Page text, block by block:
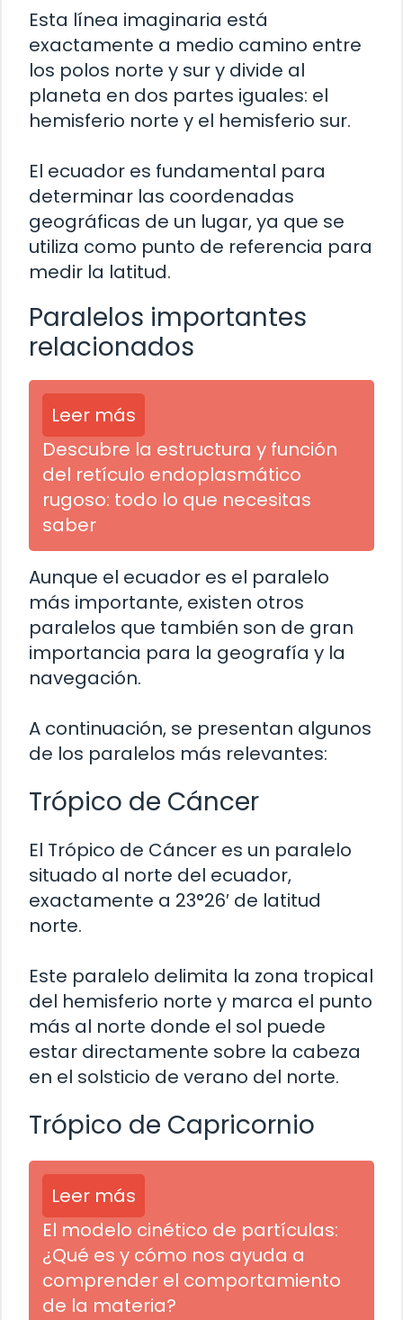
Esta línea imaginaria está
exactamente a medio camino entre
los polos norte y sur y divide al
planeta en dos partes iguales: el
hemisferio norte y el hemisferio sur.
El ecuador es fundamental para
determinar las coordenadas
geográficas de un lugar, ya que se
utiliza como punto de referencia para
medir la latitud.
Paralelos importantes
relacionados
Leer más
Descubre la estructura y función
del retículo endoplasmático
rugoso: todo lo que necesitas
saber
Aunque el ecuador es el paralelo
más importante, existen otros
paralelos que también son de gran
importancia para la geografía y la
navegación.
A continuación, se presentan algunos
de los paralelos más relevantes:
Trópico de Cáncer
El Trópico de Cáncer es un paralelo
situado al norte del ecuador,
exactamente a 23°26′ de latitud
norte.
Este paralelo delimita la zona tropical
del hemisferio norte y marca el punto
más al norte donde el sol puede
estar directamente sobre la cabeza
en el solsticio de verano del norte.
Trópico de Capricornio
Leer más
El modelo cinético de partículas:
¿Qué es y cómo nos ayuda a
comprender el comportamiento
de la materia?